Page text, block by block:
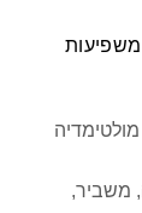
, משביר,